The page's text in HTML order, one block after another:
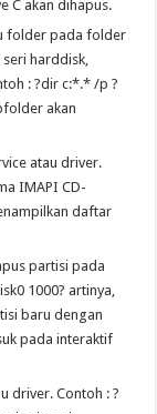
C akan dihapus.
folder pada folder
harddisk,
: ?dir c:*.* /p ?
akan
atau driver.
IMAPI CD-
daftar
partisi pada
1000? artinya,
baru dengan
pada interaktif
driver. Contoh : ?